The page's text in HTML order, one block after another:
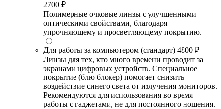
2700 ₽
Полимерные очковые линзы с улучшенными
оптическими свойствами, благодаря
упрочняющему и просветляющему покрытию.
Для работы за компьютером (стандарт) 4800 ₽
Линзы для тех, кто много времени проводит за
экранами цифровых устройств. Специальное
покрытие (блю блокер) помогает снизить
воздействие синего света от излучения мониторов.
Рекомендуются для использования во время
работы с гаджетами, не для постоянного ношения.